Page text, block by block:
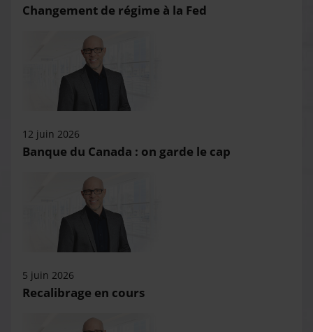
Changement de régime à la Fed
12 juin 2026
Banque du Canada : on garde le cap
5 juin 2026
Recalibrage en cours